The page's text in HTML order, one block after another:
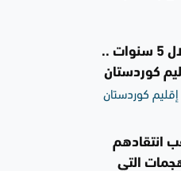
خلال 5 سنوات ..
كوردستان
استثمارات
إقليم كوردستان
انتقادهم
التي